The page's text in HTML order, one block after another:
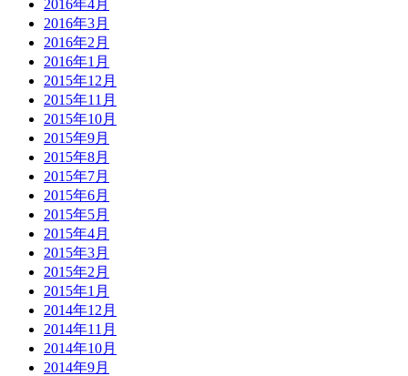
2016年4月
2016年3月
2016年2月
2016年1月
2015年12月
2015年11月
2015年10月
2015年9月
2015年8月
2015年7月
2015年6月
2015年5月
2015年4月
2015年3月
2015年2月
2015年1月
2014年12月
2014年11月
2014年10月
2014年9月